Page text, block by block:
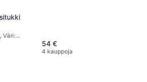
Väri:
cm,
54 €
4 kauppoja